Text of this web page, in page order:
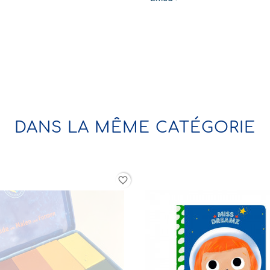
DANS LA MÊME CATÉGORIE
favorite_border